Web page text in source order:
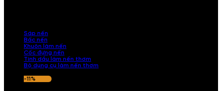
Sáp nến
Bấc nến
Khuôn làm nến
Cốc đựng nến
Tinh dầu làm nến thơm
Bộ dụng cụ làm nến thơm
-11%